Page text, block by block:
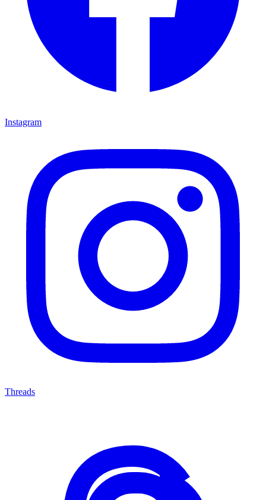
Instagram
Threads